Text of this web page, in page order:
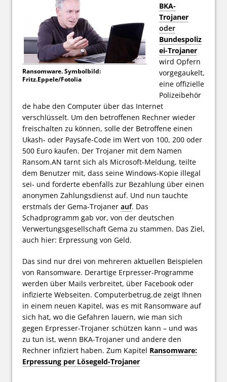
Ransomware. Symbolbild:
Fritz.Eppele/Fotolia
BKA-
Trojaner
oder
Bundespoliz
ei-Trojaner
wird Opfern
vorgegaukelt,
eine offizielle
Polizeibehör
de habe den Computer über das Internet
verschlüsselt. Um den betroffenen Rechner wieder
freischalten zu können, solle der Betroffene einen
Ukash- oder Paysafe-Code im Wert von 100, 200 oder
500 Euro kaufen. Der Trojaner mit dem Namen
Ransom.AN tarnt sich als Microsoft-Meldung, teilte
dem Benutzer mit, dass seine Windows-Kopie illegal
sei- und forderte ebenfalls zur Bezahlung über einen
anonymen Zahlungsdienst auf. Und nun tauchte
erstmals der Gema-Trojaner auf. Das
Schadprogramm gab vor, von der deutschen
Verwertungsgesellschaft Gema zu stammen. Das Ziel,
auch hier: Erpressung von Geld.
Das sind nur drei von mehreren aktuellen Beispielen
von Ransomware. Derartige Erpresser-Programme
werden über Mails verbreitet, über Facebook oder
infizierte Webseiten. Computerbetrug.de zeigt Ihnen
in einem neuen Kapitel, was es mit Ransomware auf
sich hat, wo die Gefahren lauern, wie man sich
gegen Erpresser-Trojaner schützen kann – und was
zu tun ist, wenn BKA-Trojaner und andere den
Rechner infiziert haben. Zum Kapitel Ransomware:
Erpressung per Lösegeld-Trojaner